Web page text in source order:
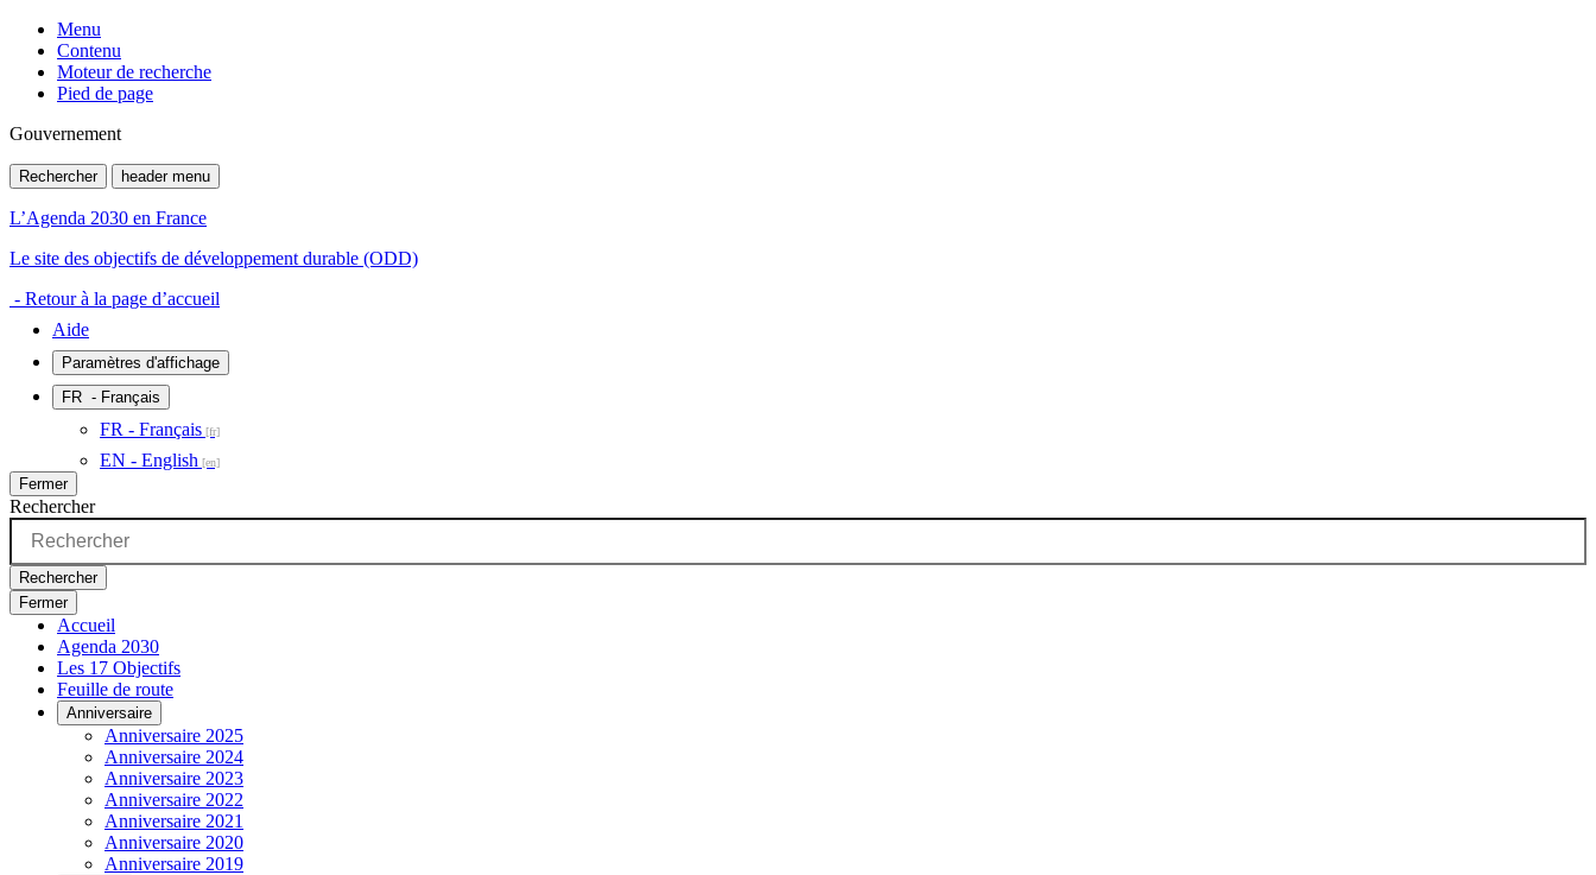
Menu
Contenu
Moteur de recherche
Pied de page
Gouvernement
Rechercher header menu
L’Agenda 2030 en France
Le site des objectifs de développement durable (ODD)
- Retour à la page d’accueil
Aide
Paramètres d'affichage
FR - Français
FR - Français
EN - English
Fermer
Rechercher
Rechercher
Fermer
Accueil
Agenda 2030
Les 17 Objectifs
Feuille de route
Anniversaire
Anniversaire 2025
Anniversaire 2024
Anniversaire 2023
Anniversaire 2022
Anniversaire 2021
Anniversaire 2020
Anniversaire 2019